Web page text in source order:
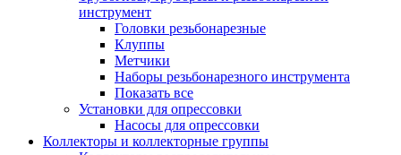
инструмент
Головки резьбонарезные
Клуппы
Метчики
Наборы резьбонарезного инструмента
Показать все
Установки для опрессовки
Насосы для опрессовки
Коллекторы и коллекторные группы